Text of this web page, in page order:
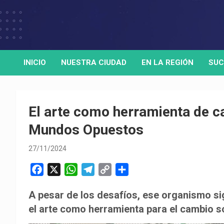
to
HORA32
Medio de comunicación digital
INICIO NUESTRA CIUDAD EN LA REGIÓN
El arte como herramienta de
Mundos Opuestos
27/11/2024
c
e
b
W
a
t
s
e
g
p
y
L
m
p
a
A pesar de los desafíos, ese organismo
el arte como herramienta para el cambio